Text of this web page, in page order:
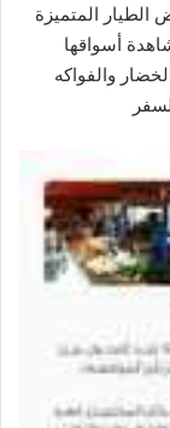
الطيار المتميزة
أسواقها
والفواكه